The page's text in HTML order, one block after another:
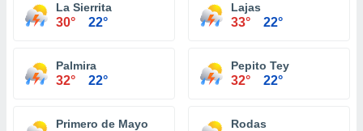
La Sierrita
30° 22°
Lajas
33° 22°
Palmira
32° 22°
Pepito Tey
32° 22°
Primero de Mayo Rodas